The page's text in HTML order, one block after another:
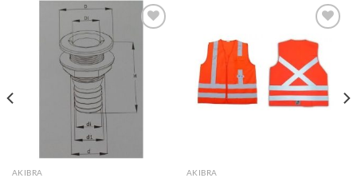
wishlist
AKIBRA
Add to
wishlist
AKIBRA